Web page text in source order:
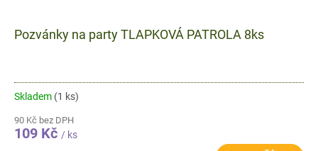
Pozvánky na party TLAPKOVÁ PATROLA 8ks
Skladem (1 ks)
90 Kč bez DPH
109 Kč / ks